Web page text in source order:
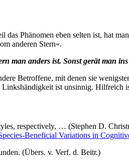
Phänomen eben selten ist, hat
anderen Stern«.
man anders ist. Sonst gerät man ins
Betroffene, mit denen sie
ist unsinnig. Hilfreich
respectively, … (Stephen D.
Beneficial Variations in
(Übers. v. Verf. d. Beitr.)